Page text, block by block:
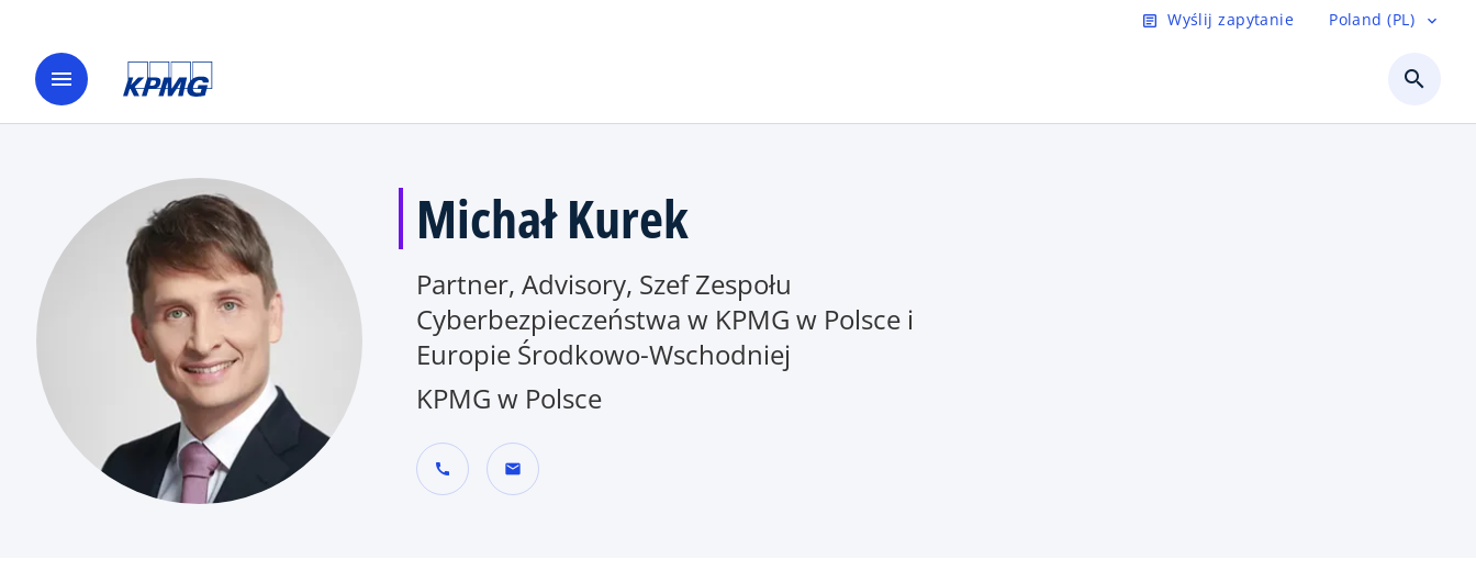
article Wyślij zapytanie Poland (PL) expand_more
menu search
Michał Kurek
Partner, Advisory, Szef Zespołu
Cyberbezpieczeństwa w KPMG w Polsce i
Europie Środkowo-Wschodniej
KPMG w Polsce
call mail